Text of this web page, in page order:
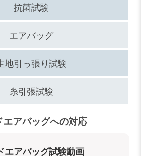
抗菌試験
エアバッグ
地引っ張り試験
糸引張試験
エアバッグへの対応
エアバッグ試験動画